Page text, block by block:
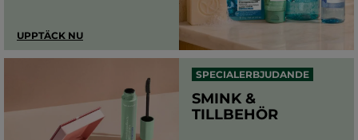
UPPTÄCK NU
SPECIALERBJUDANDE
SMINK &
TILLBEHÖR